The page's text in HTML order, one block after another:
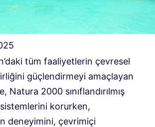
tüm faaliyetlerin çevresel
güçlendirmeyi amaçlayan
Natura 2000 sınıflandırılmış
korurken,
deneyimini, çevrimiçi